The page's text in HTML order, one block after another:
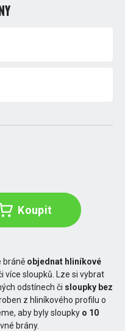
Koupit
bráně objednat hliníkové
více sloupků. Lze si vybrat
odstínech či sloupky bez
z hliníkového profilu o
aby byly sloupky o 10
brány.